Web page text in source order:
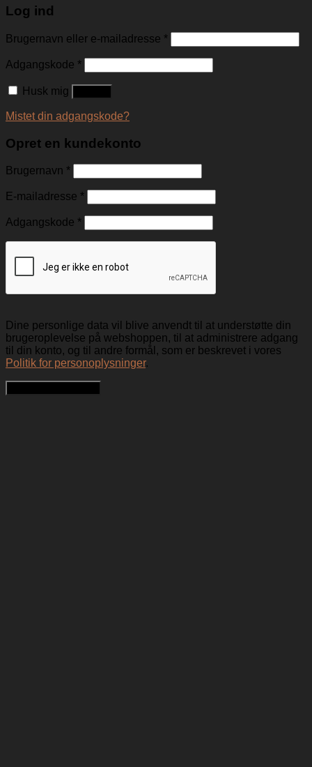
Log ind
Brugernavn eller e-mailadresse *
Adgangskode *
Husk mig
Mistet din adgangskode?
Opret en kundekonto
Brugernavn *
E-mailadresse *
Adgangskode *
Dine personlige data vil blive anvendt til at understøtte din
brugeroplevelse på webshoppen, til at administrere adgang
til din konto, og til andre formål, som er beskrevet i vores
Politik for personoplysninger.